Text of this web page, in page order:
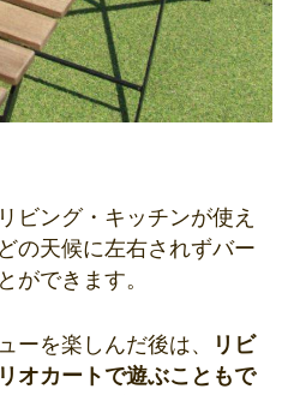
ビング・キッチンが使え
の天候に左右されずバー
ができます。
ーを楽しんだ後は、
リビ
オカートで遊ぶこともで